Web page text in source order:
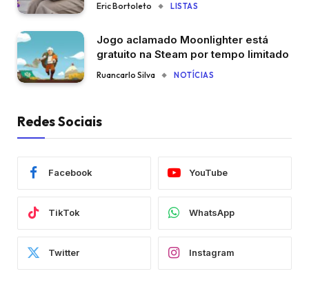
Eric Bortoleto LISTAS
Jogo aclamado Moonlighter está
gratuito na Steam por tempo limitado
Ruancarlo Silva NOTÍCIAS
Redes Sociais
Facebook YouTube
TikTok WhatsApp
Twitter Instagram